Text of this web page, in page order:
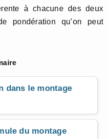
à chacune des deux
pondération qu’on peut
dans le montage
du montage